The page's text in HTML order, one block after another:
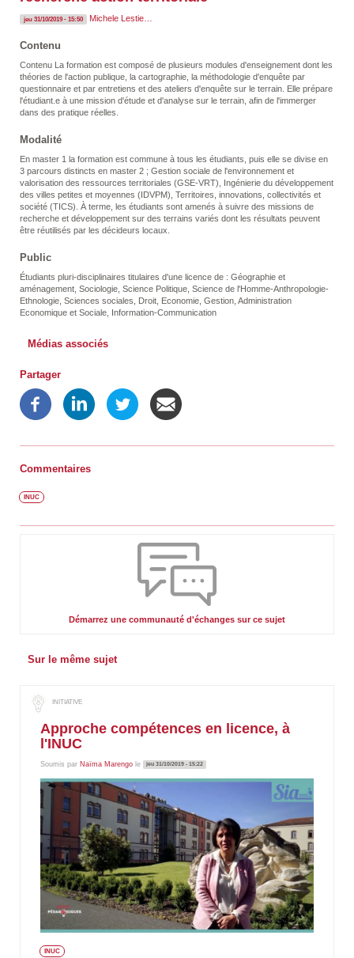
jeu 31/10/2019 - 15:50 Michele Lestie…
Contenu
Contenu La formation est composé de plusieurs modules d'enseignement dont les
théories de l'action publique, la cartographie, la méthodologie d'enquête par
questionnaire et par entretiens et des ateliers d'enquête sur le terrain. Elle prépare
l'étudiant.e à une mission d'étude et d'analyse sur le terrain, afin de l'immerger
dans des pratique réelles.
Modalité
En master 1 la formation est commune à tous les étudiants, puis elle se divise en
3 parcours distincts en master 2 ; Gestion sociale de l'environnement et
valorisation des ressources territoriales (GSE-VRT), Ingénierie du développement
des villes petites et moyennes (IDVPM), Territoires, innovations, collectivités et
société (TICS). À terme, les étudiants sont amenés à suivre des missions de
recherche et développement sur des terrains variés dont les résultats peuvent
être réutilisés par les décideurs locaux.
Public
Étudiants pluri-disciplinaires titulaires d'une licence de : Géographie et
aménagement, Sociologie, Science Politique, Science de l'Homme-Anthropologie-
Ethnologie, Sciences sociales, Droit, Economie, Gestion, Administration
Economique et Sociale, Information-Communication
Médias associés
Partager
Commentaires
INUC
Démarrez une communauté d'échanges sur ce sujet
Sur le même sujet
Approche compétences en licence, à
l'INUC
Soumis par Naïma Marengo le jeu 31/10/2019 - 15:22
INUC